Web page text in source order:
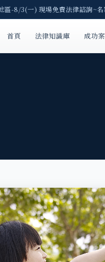
3(一) 現場免費法律諮詢~名
首頁 法律知識庫 成功